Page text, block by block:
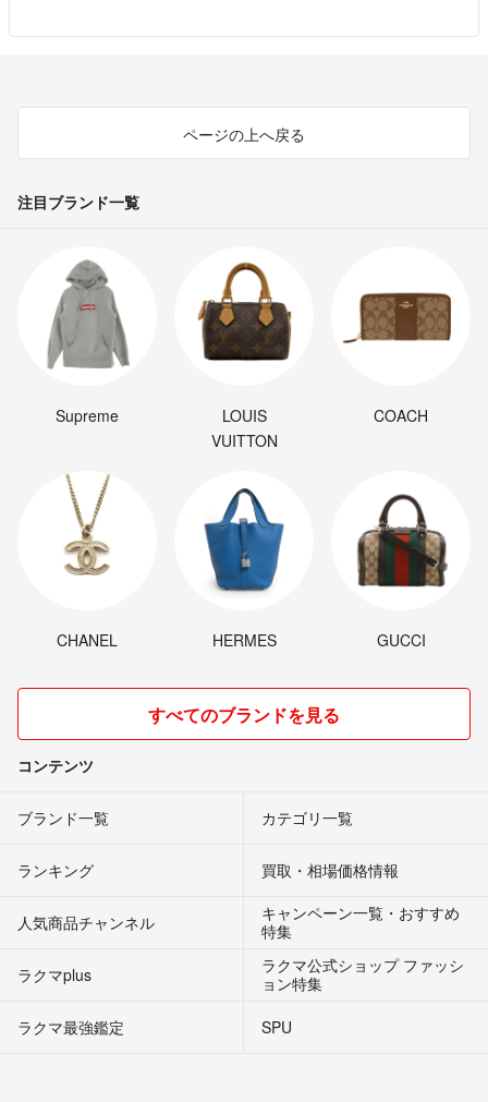
どうぞよろしくお願いします(^_^)/
ページの上へ戻る
注目ブランド一覧
Supreme
LOUIS
VUITTON
COACH
CHANEL HERMES GUCCI
すべてのブランドを見る
コンテンツ
ブランド一覧 カテゴリ一覧
ランキング 買取・相場価格情報
人気商品チャンネル
キャンペーン一覧・おすすめ
特集
ラクマplus
ラクマ公式ショップ ファッシ
ョン特集
ラクマ最強鑑定
SPU